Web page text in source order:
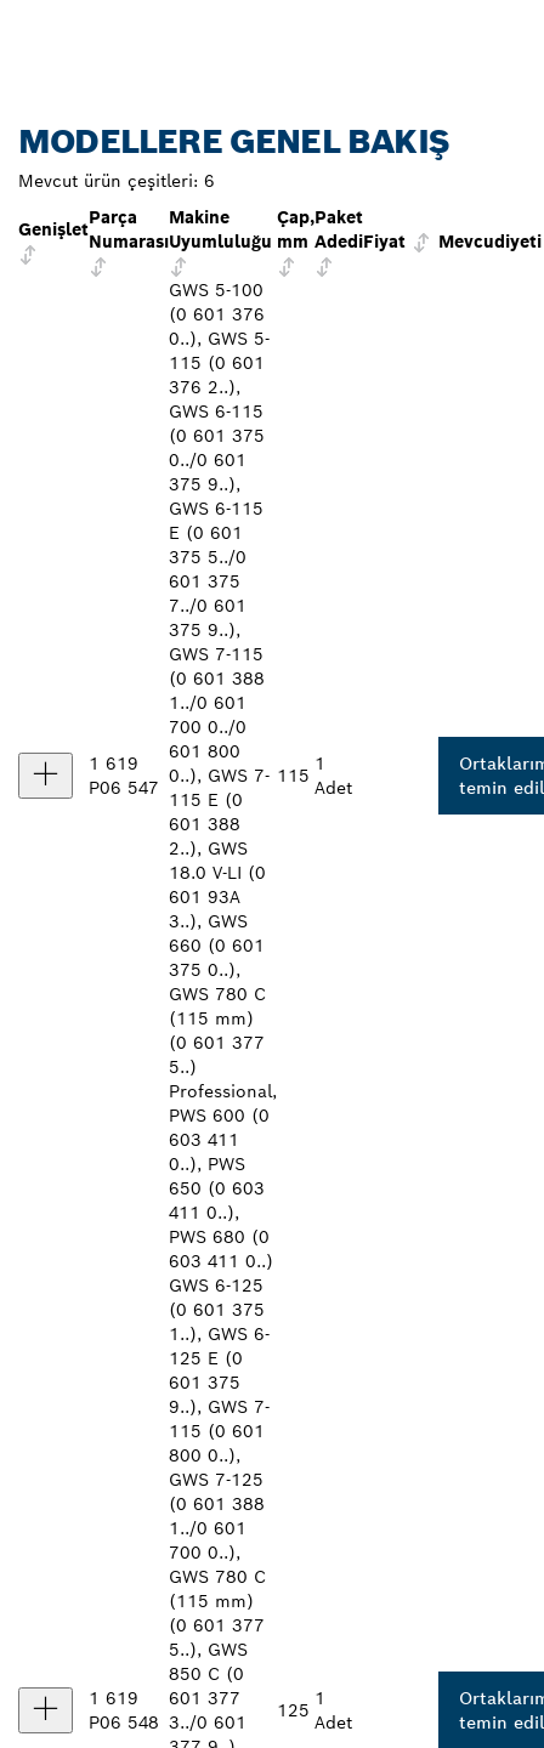
MODELLERE GENEL BAKIŞ
Mevcut ürün çeşitleri: 6
Genişlet
Parça
Numarası
Makine
Uyumluluğu
Çap,
mm
Paket
AdediFiyat Mevcudiyeti
1 619
P06 547
GWS 5-100
(0 601 376
0..), GWS 5-
115 (0 601
376 2..),
GWS 6-115
(0 601 375
0../0 601
375 9..),
GWS 6-115
E (0 601
375 5../0
601 375
7../0 601
375 9..),
GWS 7-115
(0 601 388
1../0 601
700 0../0
601 800
0..), GWS 7-
115 E (0
601 388
2..), GWS
18.0 V-LI (0
601 93A
3..), GWS
660 (0 601
375 0..),
GWS 780 C
(115 mm)
(0 601 377
5..)
Professional,
PWS 600 (0
603 411
0..), PWS
650 (0 603
411 0..),
PWS 680 (0
603 411 0..)
115
1
Adet
temin
1 619
P06 548
GWS 6-125
(0 601 375
1..), GWS 6-
125 E (0
601 375
9..), GWS 7-
115 (0 601
800 0..),
GWS 7-125
(0 601 388
1../0 601
700 0..),
GWS 780 C
(115 mm)
(0 601 377
5..), GWS
850 C (0
601 377
3../0 601
125
1
Adet
temin